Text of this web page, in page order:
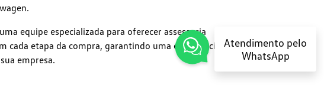
equipe especializada para oferecer assessoria
cada etapa da compra, garantindo uma experiência prática
empresa.
Atendimento pelo
WhatsApp